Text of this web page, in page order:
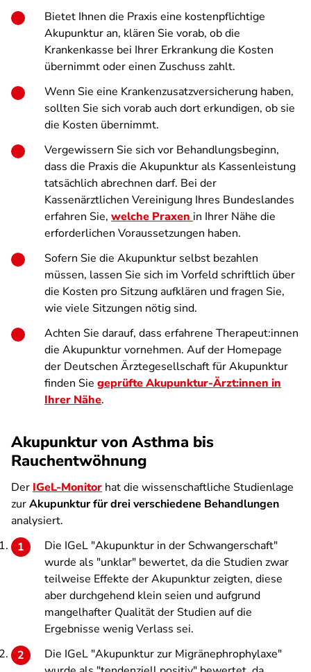
Bietet Ihnen die Praxis eine kostenpflichtige
Akupunktur an, klären Sie vorab, ob die
Krankenkasse bei Ihrer Erkrankung die Kosten
übernimmt oder einen Zuschuss zahlt.
Wenn Sie eine Krankenzusatzversicherung haben,
sollten Sie sich vorab auch dort erkundigen, ob sie
die Kosten übernimmt.
Vergewissern Sie sich vor Behandlungsbeginn,
dass die Praxis die Akupunktur als Kassenleistung
tatsächlich abrechnen darf. Bei der
Kassenärztlichen Vereinigung Ihres Bundeslandes
erfahren Sie, welche Praxen in Ihrer Nähe die
erforderlichen Voraussetzungen haben.
Sofern Sie die Akupunktur selbst bezahlen
müssen, lassen Sie sich im Vorfeld schriftlich über
die Kosten pro Sitzung aufklären und fragen Sie,
wie viele Sitzungen nötig sind.
Achten Sie darauf, dass erfahrene Therapeut:innen
die Akupunktur vornehmen. Auf der Homepage
der Deutschen Ärztegesellschaft für Akupunktur
finden Sie geprüfte Akupunktur-Ärzt:innen in
Ihrer Nähe.
Akupunktur von Asthma bis
Rauchentwöhnung
Der IGeL-Monitor hat die wissenschaftliche Studienlage
zurAkupunktur für drei verschiedene Behandlungen
analysiert.
Die IGeL "Akupunktur in der Schwangerschaft"
wurde als "unklar" bewertet, da die Studien zwar
teilweise Effekte der Akupunktur zeigten, diese
aber durchgehend klein seien und aufgrund
mangelhafter Qualität der Studien auf die
Ergebnisse wenig Verlass sei.
Die IGeL "Akupunktur zur Migränephrophylaxe"